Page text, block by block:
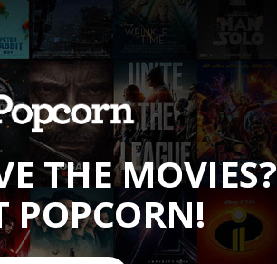
THE MOVIES?
POPCORN!